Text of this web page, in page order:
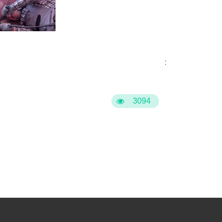
3094
: